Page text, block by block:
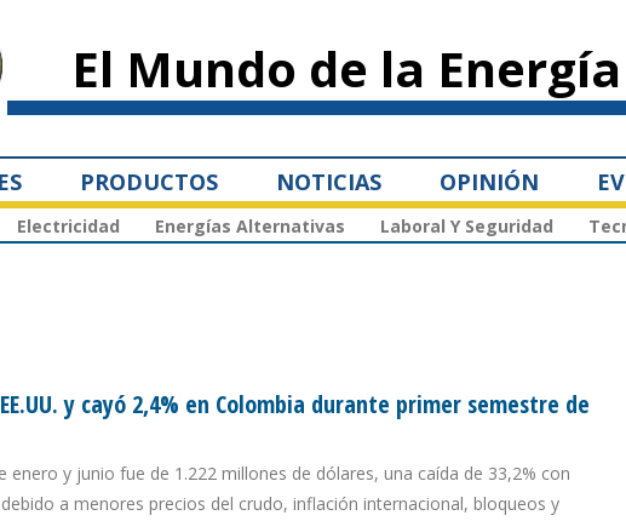
principal
El Mundo de la Energía
PRODUCTOS NOTICIAS OPINIÓN
Electricidad Energías Alternativas Laboral Y Seguridad
y cayó 2,4% en Colombia durante primer semestre de
enero y junio fue de 1.222 millones de dólares, una caída de 33,2% con
a menores precios del crudo, inflación internacional, bloqueos y